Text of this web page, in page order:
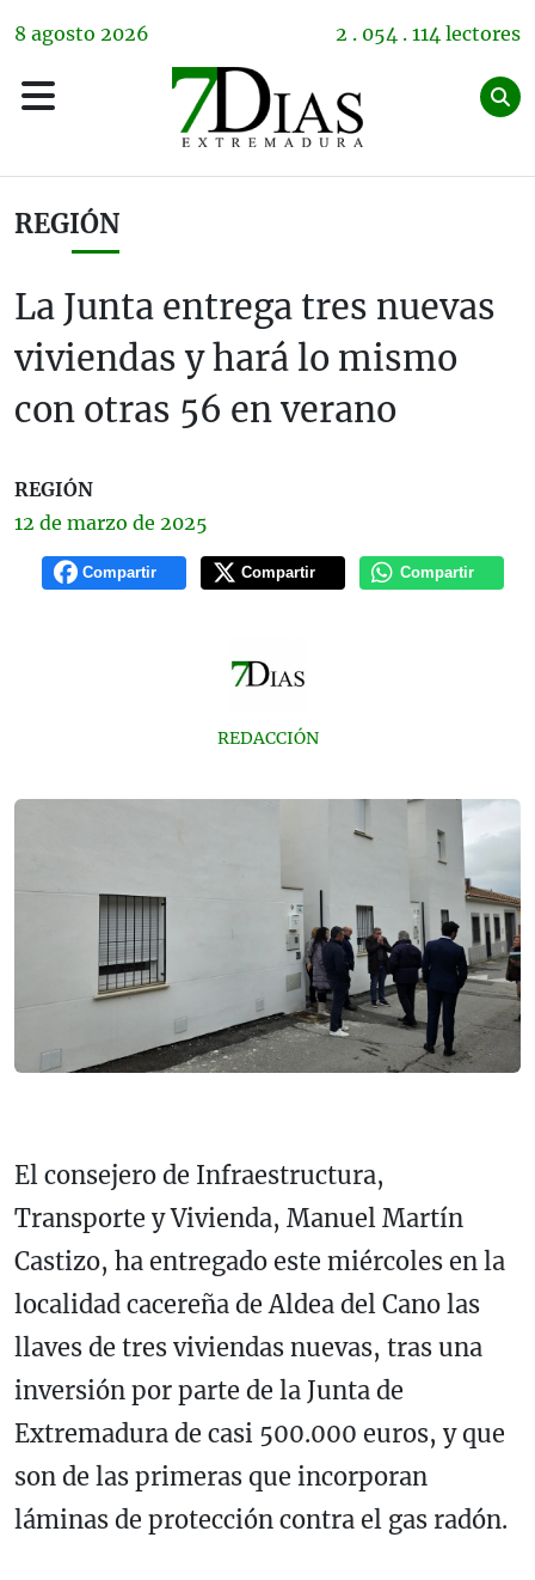
8 agosto 2026 2 . 054 . 114 lectores
REGIÓN
La Junta entrega tres nuevas
viviendas y hará lo mismo
con otras 56 en verano
REGIÓN
12 de marzo de 2025
Compartir Compartir Compartir
REDACCIÓN
El consejero de Infraestructura,
Transporte y Vivienda, Manuel Martín
Castizo, ha entregado este miércoles en la
localidad cacereña de Aldea del Cano las
llaves de tres viviendas nuevas, tras una
inversión por parte de la Junta de
Extremadura de casi 500.000 euros, y que
son de las primeras que incorporan
láminas de protección contra el gas radón.